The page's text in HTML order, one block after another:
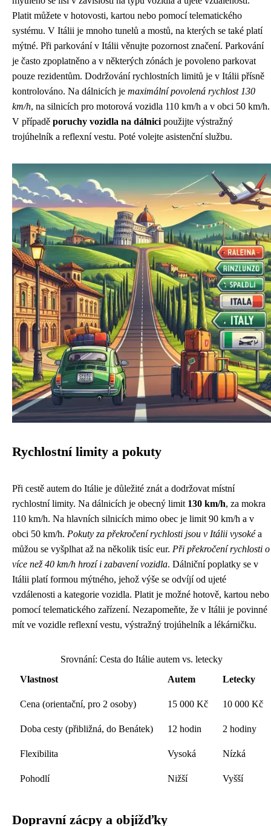
Platit můžete v hotovosti, kartou nebo pomocí telematického
systému. V Itálii je mnoho tunelů a mostů, na kterých se také platí
mýtné. Při parkování v Itálii věnujte pozornost značení. Parkování
je často zpoplatněno a v některých zónách je povoleno parkovat
pouze rezidentům. Dodržování rychlostních limitů je v Itálii přísně
kontrolováno. Na dálnicích je maximální povolená rychlost 130
km/h, na silnicích pro motorová vozidla 110 km/h a v obci 50 km/h.
V případě poruchy vozidla na dálnici použijte výstražný
trojúhelník a reflexní vestu. Poté volejte asistenční službu.
Rychlostní limity a pokuty
Při cestě autem do Itálie je důležité znát a dodržovat místní
rychlostní limity. Na dálnicích je obecný limit 130 km/h, za mokra
110 km/h. Na hlavních silnicích mimo obec je limit 90 km/h a v
obci 50 km/h. Pokuty za překročení rychlosti jsou v Itálii vysokéa
můžou se vyšplhat až na několik tisíc eur. Při překročení rychlosti o
více než 40 km/h hrozí i zabavení vozidla. Dálniční poplatky se v
Itálii platí formou mýtného, jehož výše se odvíjí od ujeté
vzdálenosti a kategorie vozidla. Platit je možné hotově, kartou nebo
pomocí telematického zařízení. Nezapomeňte, že v Itálii je povinné
mít ve vozidle reflexní vestu, výstražný trojúhelník a lékárničku.
Srovnání: Cesta do Itálie autem vs. letecky
Vlastnost
Autem Letecky
Cena (orientační, pro 2 osoby) 15 000 Kč 10 000 Kč
Doba cesty (přibližná, do Benátek) 12 hodin 2 hodiny
Flexibilita Vysoká Nízká
Pohodlí Nižší Vyšší
Dopravní zácpy a objížďky